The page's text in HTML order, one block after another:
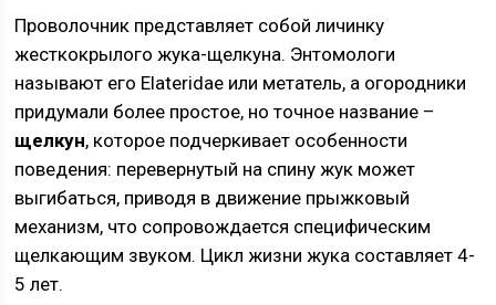
Проволочник представляет собой личинку
жесткокрылого жука-щелкуна. Энтомологи
называют его Elateridae или метатель, а огородники
придумали более простое, но точное название –
щелкун, которое подчеркивает особенности
поведения: перевернутый на спину жук может
выгибаться, приводя в движение прыжковый
механизм, что сопровождается специфическим
щелкающим звуком. Цикл жизни жука составляет 4-
5 лет.